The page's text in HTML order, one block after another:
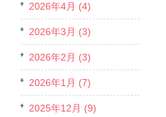
2026年4月 (4)
2026年3月 (3)
2026年2月 (3)
2026年1月 (7)
2025年12月 (9)